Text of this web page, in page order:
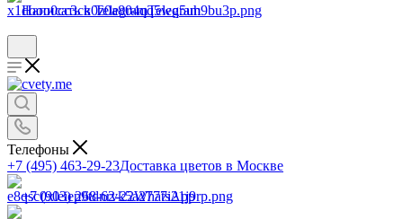
Написать в TelegramTelegram
Телефоны
+7 (495) 463-29-23Доставка цветов в Москве
+7 (903) 268-62-22WhatsApp